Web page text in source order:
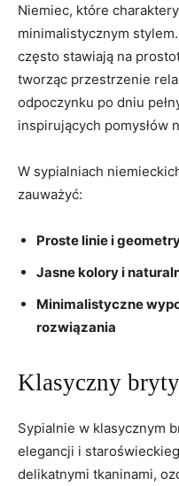
Niemiec, które
minimalistycznym
często stawiają na
tworząc przestrzenie
odpoczynku po dniu
inspirujących pomysłów
W sypialniach‌
zauważyć:
Proste linie i
Jasne kolory⁢ i
Minimalistyczne
rozwiązania
Klasyczny
Sypialnie w klasycznym​
elegancji i
‍delikatnymi⁢ tkaninami,